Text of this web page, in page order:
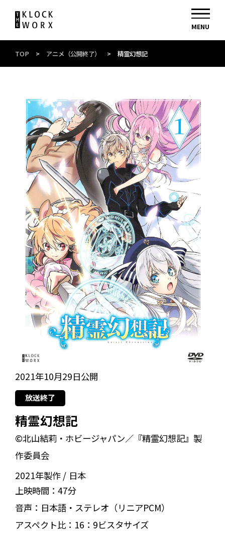
TOP > アニメ（公開終了） > 精霊幻想記
2021年10月29日公開
放送終了
精霊幻想記
©北山結莉・ホビージャパン／『精霊幻想記』製
作委員会
2021年製作
日本
上映時間： 47分
音声： 日本語・ステレオ（リニアPCM）
アスペクト比： 16：9ビスタサイズ